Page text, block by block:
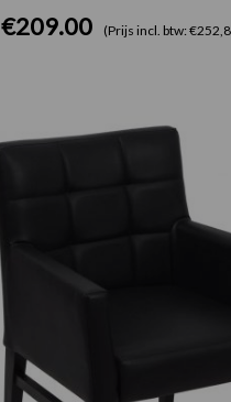
€209.00 (Prijs incl. btw: